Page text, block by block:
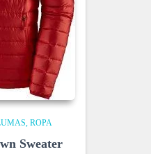
ROPA
Sweater